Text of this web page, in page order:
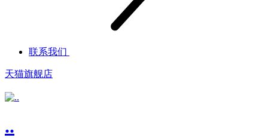
联系我们
天猫旗舰店
..